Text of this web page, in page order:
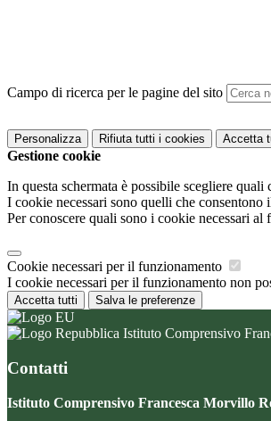
Campo di ricerca per le pagine del sito
Personalizza Rifiuta tutti i cookies Accetta
Gestione cookie
In questa schermata è possibile scegliere quali
I cookie necessari sono quelli che
Per conoscere quali sono i cookie necessari
Cookie necessari per il funzionamento
I cookie necessari per il funzionamento non
Accetta tutti Salva le preferenze
Istituto Comprensivo
Contatti
Istituto Comprensivo Francesca Morvillo